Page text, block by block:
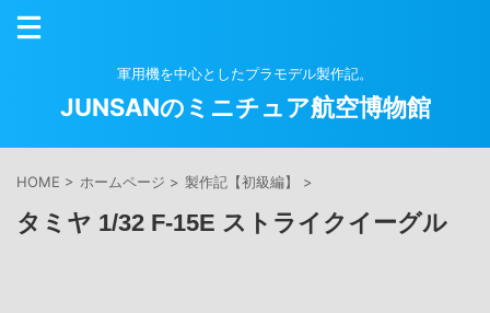
軍用機を中心としたプラモデル製作記。
JUNSANのミニチュア航空博物館
HOME > ホームページ > 製作記【初級編】 >
タミヤ 1/32 F-15E ストライクイーグル